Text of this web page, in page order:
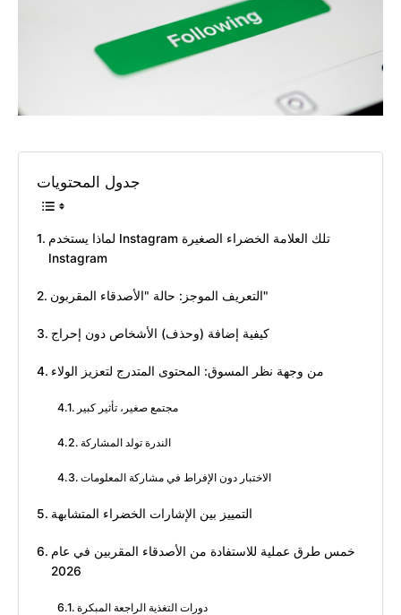
جدول المحتويات
لماذا يستخدم Instagram تلك العلامة الخضراء الصغيرة
Instagram
التعريف الموجز: حالة "الأصدقاء المقربون"
كيفية إضافة (وحذف) الأشخاص دون إحراج
من وجهة نظر المسوق: المحتوى المتدرج لتعزيز الولاء
مجتمع صغير، تأثير كبير
الندرة تولد المشاركة
الاختبار دون الإفراط في مشاركة المعلومات
التمييز بين الإشارات الخضراء المتشابهة
خمس طرق عملية للاستفادة من الأصدقاء المقربين في عام
2026
دورات التغذية الراجعة المبكرة